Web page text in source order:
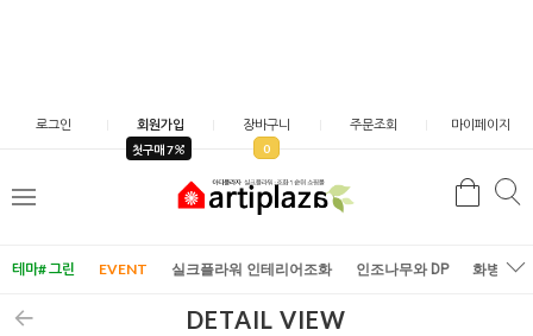
로그인 회원가입
첫구매 7
장바구니
0
주문조회 마이페이지
메
검
테마# 그린 EVENT 실크플라워 인테리어조화 인조나무와 DP 화병/화
DETAIL VIEW